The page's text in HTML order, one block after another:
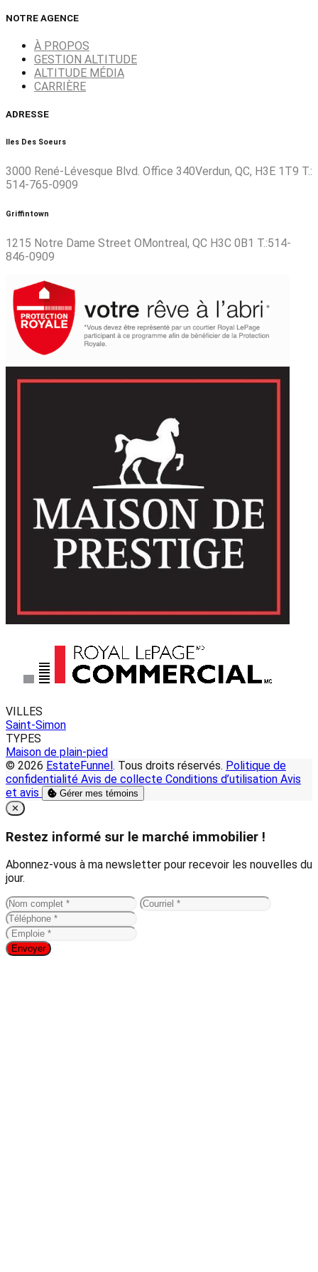
NOTRE AGENCE
À PROPOS
GESTION ALTITUDE
ALTITUDE MÉDIA
CARRIÈRE
ADRESSE
Iles Des Soeurs
3000 René-Lévesque Blvd. Office 340Verdun, QC, H3E 1T9 T.:
514-765-0909
Griffintown
1215 Notre Dame Street OMontreal, QC H3C 0B1 T.:514-
846-0909
VILLES
Saint-Simon
TYPES
Maison de plain-pied
© 2026 EstateFunnel. Tous droits réservés. Politique de
confidentialité Avis de collecte Conditions d’utilisation Avis
et avis
Gérer mes témoins
Close
✕
Restez informé sur le marché immobilier !
Abonnez-vous à ma newsletter pour recevoir les nouvelles du
jour.
Envoyer